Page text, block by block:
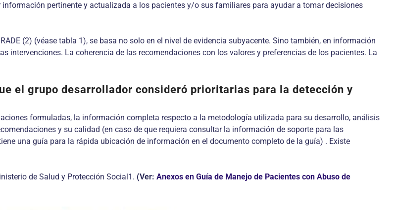
pertinente y actualizada a los pacientes y/o sus familiares para ayudar a tomar decisiones
(2) (véase tabla 1), se basa no solo en el nivel de evidencia subyacente. Sino también, en información
intervenciones. La coherencia de las recomendaciones con los valores y preferencias de los pacientes. La
el grupo desarrollador consideró prioritarias para la detección y
formuladas, la información completa respecto a la metodología utilizada para su desarrollo, análisis
y su calidad (en caso de que requiera consultar la información de soporte para las
una guía para la rápida ubicación de información en el documento completo de la guía) . Existe
de Salud y Protección Social1. (Ver: Anexos en Guía de Manejo de Pacientes con Abuso de